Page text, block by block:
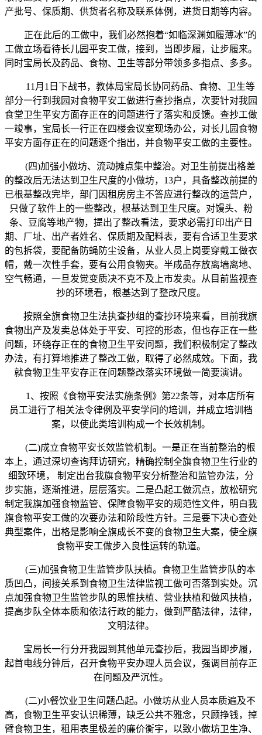
产批号、保质期、供货者名称及联系体例，进货日期等内容。
正在此后的工做中，我们必然抱着“如临深渊如履薄冰”的
工做立场看待长儿园平安工做，接到，当即步履，让步履来。
同时宝局长及药品、食物、卫生等部分带领多多指点、多多。
11月1日下战书，教体局宝局长协同药品、食物、卫生等
部分一行到我园对食物平安工做进行查抄指点，次要针对我园
食堂卫生平安方面存正在的问题进行了落实和反馈。查抄工做
一竣事，宝局长一行正在四楼会议室现场办公，对长儿园食物
平安方面存正在的问题逐个指出，并食物平安工做的主要性。
(四)加强小做坊、流动摊点集中整治。对卫生前提出格差
的整改后无法达到卫生尺度的小做坊，13户，具备整改前提的
已根基整改完毕，部门因租房房主不答应进行整改的运营户，
只做了软件上的一些整改，根基达到卫生尺度。对馒头、粉
条、豆腐等地产物，提出了整改看法，要求必需打印出产日
期、厂址、出产者姓名、保质期及配料表，要有合适卫生要求
的包拆袋，要配备防蝇防尘设备，从业人员上岗要穿戴工做衣
帽，戴一次性手套，要有公用食物夹。半成品存放离墙离地、
空气畅通，一旦发觉变质决不克不及上市发卖。从目前监视查
抄的环境看，根基达到了整改尺度。
按照全旗食物卫生法执查抄组的查抄环境来看，目前我旗
食物出产及发卖总体处于平安、可控的形态，但也存正在一些
问题，环绕存正在的食物卫生平安问题，我们积极制定了整改
办法，有打算地推进了整改工做，取得了必然成效。下面，我
就食物卫生平安存正在问题整改落实环境做一简要演讲。
1、按照《食物平安法实施条例》第22条等，对本店所有
员工进行了相关法令律例及平安学问的培训，并成立培训档
案，以使此类培训构成一个长效机制。
(二)成立食物平安长效监管机制。一是正在当前整治的根
本上，通过深切查询拜访研究，精确控制全旗食物卫生行业的
细致环境， 制定出台我旗食物平安分析整治和监管办法，分
步实施，逐渐推进，层层落实。二是凸起工做沉点，放松研究
制定我旗加强食物监管、保障食物平安的规范性文件，明白我
旗食物平安工做的次要办法和阶段性方针。三是要下决心查处
典型案件，出格是影响全旗成长不变的食物卫生大案，使全旗
食物平安工做步入良性运转的轨道。
(三)加强食物卫生监管步队扶植。食物卫生监管步队的本
质凹凸，间接关系到食物卫生法律监视工做可否落到实处。沉
点加强食物卫生监管步队的思惟扶植、营业扶植和做风扶植，
提高步队全体本质和依法行政的能力，做到严酷法律，法律，
文明法律。
宝局长一行分开我园到其他单元查抄后，我园当即步履，
起首电线分钟后，召开食物平安办理人员会议，强调目前存正
在问题及严沉性。
(二)小餐饮业卫生问题凸起。小做坊从业人员本质遍及不
高，食物卫生平安认识稀薄，缺乏公共不雅念，只顾挣钱，掉
臂食物卫生，租用表里极差的廉价衡宇，以致小做坊卫生净、